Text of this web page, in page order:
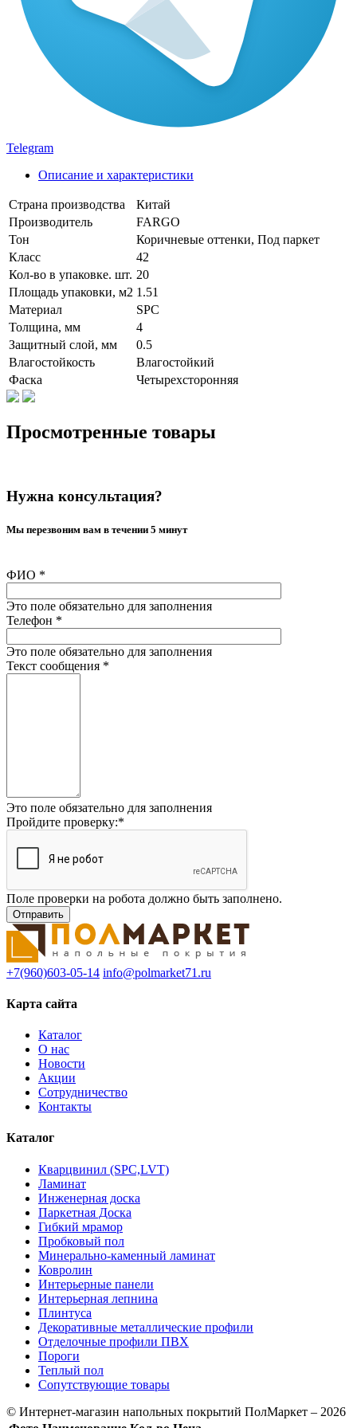
Telegram
Описание и характеристики
Страна производства
Китай
Производитель
FARGO
Тон
Коричневые оттенки, Под паркет
Класс
42
Кол-во в упаковке. шт. 20
Площадь упаковки, м2 1.51
Материал
SPC
Толщина, мм
4
Защитный слой, мм
0.5
Влагостойкость
Влагостойкий
Фаска
Четырехсторонняя
Просмотренные товары
Нужна консультация?
Мы перезвоним вам в течении 5 минут
ФИО *
Это поле обязательно для заполнения
Телефон *
Это поле обязательно для заполнения
Текст сообщения *
Это поле обязательно для заполнения
Пройдите проверку:*
Поле проверки на робота должно быть заполнено.
+7(960)603-05-14 info@polmarket71.ru
Карта сайта
Каталог
О нас
Новости
Акции
Сотрудничество
Контакты
Каталог
Кварцвинил (SPC,LVT)
Ламинат
Инженерная доска
Паркетная Доска
Гибкий мрамор
Пробковый пол
Минерально-каменный ламинат
Ковролин
Интерьерные панели
Интерьерная лепнина
Плинтуса
Декоративные металлические профили
Отделочные профили ПВХ
Пороги
Теплый пол
Сопутствующие товары
© Интернет-магазин напольных покрытий ПолМаркет – 2026